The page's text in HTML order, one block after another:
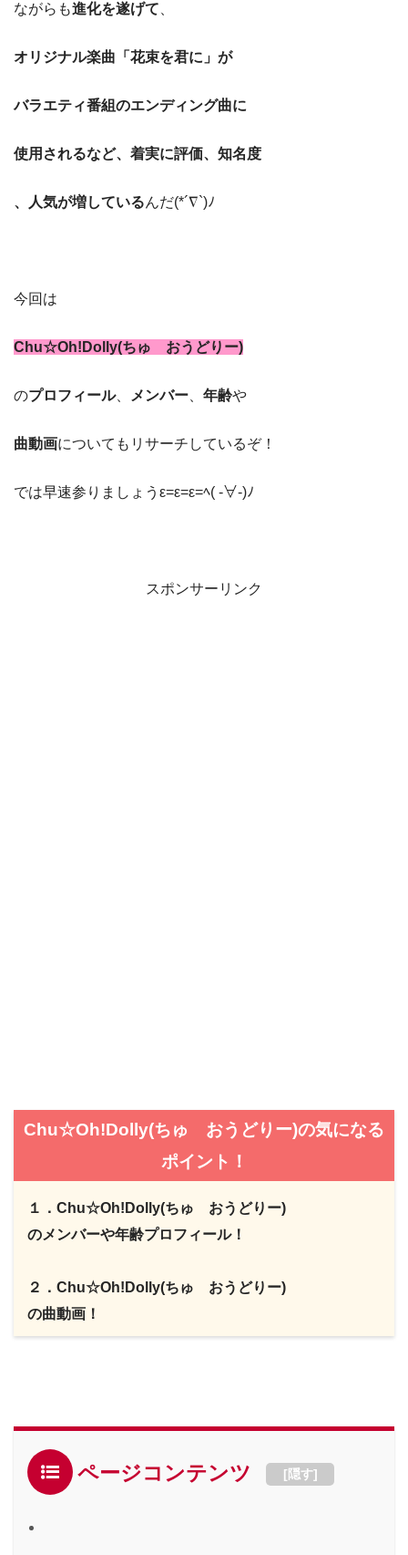
ながらも進化を遂げて
オリジナル楽曲「花束を君に」が
バラエティ番組のエンディング曲に
使用 されるなど、着実に評価、知名度
、人気が増しているんだ(*´∇`)ﾉ
今回は
Chu☆Oh!Dolly(ちゅ おうどりー)
のプロフィール、 メンバー 年齢や
曲動画についてもリサーチしているぞ！
では早速参りましょうε=ε=ε=ﾍ( -∀-)ﾉ
スポンサーリンク
Chu☆Oh!Dolly(ちゅ おうどりー)の気になる
ポイント！
１．Chu☆Oh!Dolly(ちゅ おうどりー)
のメンバーや年齢プロフィール！
２．Chu☆Oh!Dolly(ちゅ おうどりー)
の曲動画！
ページコンテンツ [隠す]